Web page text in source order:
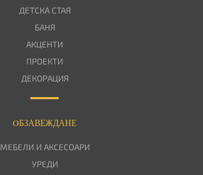
ДЕТСКА СТАЯ
БАНЯ
АКЦЕНТИ
ПРОЕКТИ
ДЕКОРАЦИЯ
OБЗАВЕЖДАНЕ
МЕБЕЛИ И АКСЕСОАРИ
УРЕДИ